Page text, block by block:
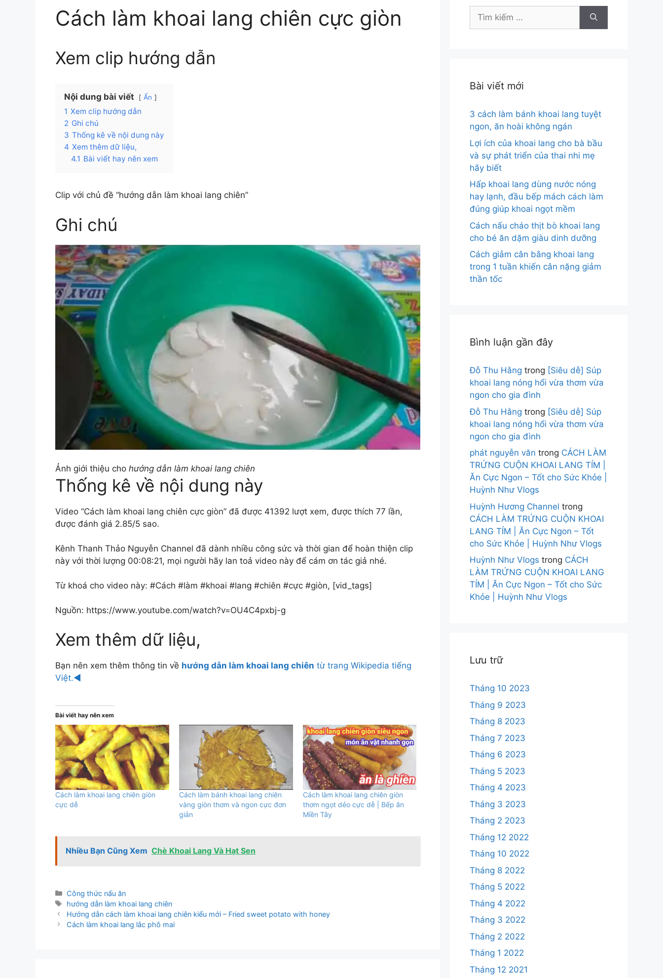
Cách làm khoai lang chiên cực giòn
Xem clip hướng dẫn
Nội dung bài viết Ẩn
1 Xem clip hướng dẫn
2 Ghi chú
3 Thống kê về nội dung này
4 Xem thêm dữ liệu,
4.1 Bài viết hay nên xem
Clip với chủ đề “hướng dẫn làm khoai lang chiên”
Ghi chú
Ảnh giới thiệu cho hướng dẫn làm khoai lang chiên
Thống kê về nội dung này
Video “Cách làm khoai lang chiên cực giòn” đã được 41392 lượt xem, được thích 77 lần,
được đánh giá 2.85/5 sao.
Kênh Thanh Thảo Nguyễn Channel đã dành nhiều công sức và thời gian để hoàn thiện clip
này với thời lượng 00:08:21, mọi người hãy lan toả video này để cám ơn tác giả nhé.
Từ khoá cho video này: #Cách #làm #khoai #lang #chiên #cực #giòn, [vid_tags]
Nguồn: https://www.youtube.com/watch?v=OU4C4pxbj-g
Xem thêm dữ liệu,
Bạn nên xem thêm thông tin về hướng dẫn làm khoai lang chiên từ trang Wikipedia tiếng
Việt.◄
Bài viết hay nên xem
Cách làm khoai lang chiên giòn
cực dễ
Cách làm bánh khoai lang chiên
vàng giòn thơm và ngon cực đơn
giản
Cách làm khoai lang chiên giòn
thơm ngọt dẻo cực dễ | Bếp ăn
Miền Tây
Nhiều Bạn Cũng Xem Chè Khoai Lang Và Hạt Sen
Danh
mục
Công thức nấu ăn
Thẻ
hướng dẫn làm khoai lang chiên
Hướng dẫn cách làm khoai lang chiên kiểu mới – Fried sweet potato with honey
Cách làm khoai lang lắc phô mai
Tìm
Bài viết mới
3 cách làm bánh khoai lang tuyệt
ngon, ăn hoài không ngán
Lợi ích của khoai lang cho bà bầu
và sự phát triển của thai nhi mẹ
hãy biết
Hấp khoai lang dùng nước nóng
hay lạnh, đầu bếp mách cách làm
đúng giúp khoai ngọt mềm
Cách nấu cháo thịt bò khoai lang
cho bé ăn dặm giàu dinh dưỡng
Cách giảm cân bằng khoai lang
trong 1 tuần khiến cân nặng giảm
thần tốc
Bình luận gần đây
Đỗ Thu Hằng trong [Siêu dễ] Súp
khoai lang nóng hổi vừa thơm vừa
ngon cho gia đình
Đỗ Thu Hằng trong [Siêu dễ] Súp
khoai lang nóng hổi vừa thơm vừa
ngon cho gia đình
phát nguyễn văn trong CÁCH LÀM
TRỨNG CUỘN KHOAI LANG TÍM |
Ăn Cực Ngon – Tốt cho Sức Khỏe |
Huỳnh Như Vlogs
Huỳnh Hương Channel trong
CÁCH LÀM TRỨNG CUỘN KHOAI
LANG TÍM | Ăn Cực Ngon – Tốt
cho Sức Khỏe | Huỳnh Như Vlogs
Huỳnh Như Vlogs trong CÁCH
LÀM TRỨNG CUỘN KHOAI LANG
TÍM | Ăn Cực Ngon – Tốt cho Sức
Khỏe | Huỳnh Như Vlogs
Lưu trữ
Tháng 10 2023
Tháng 9 2023
Tháng 8 2023
Tháng 7 2023
Tháng 6 2023
Tháng 5 2023
Tháng 4 2023
Tháng 3 2023
Tháng 2 2023
Tháng 12 2022
Tháng 10 2022
Tháng 8 2022
Tháng 5 2022
Tháng 4 2022
Tháng 3 2022
Tháng 2 2022
Tháng 1 2022
Tháng 12 2021